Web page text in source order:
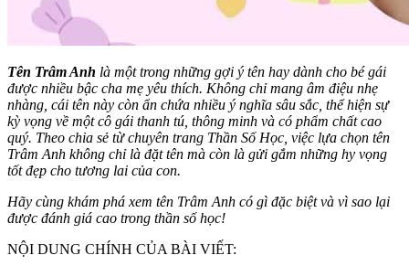
Tên Trâm Anh là một trong những gợi ý tên hay dành cho bé gái
được nhiều bậc cha mẹ yêu thích. Không chỉ mang âm điệu nhẹ
nhàng, cái tên này còn ẩn chứa nhiều ý nghĩa sâu sắc, thể hiện sự
kỳ vọng về một cô gái thanh tú, thông minh và có phẩm chất cao
quý. Theo chia sẻ từ chuyên trang Thần Số Học, việc lựa chọn tên
Trâm Anh không chỉ là đặt tên mà còn là gửi gắm những hy vọng
tốt đẹp cho tương lai của con.
Hãy cùng khám phá xem tên Trâm Anh có gì đặc biệt và vì sao lại
được đánh giá cao trong thần số học!
NỘI DUNG CHÍNH CỦA BÀI VIẾT: